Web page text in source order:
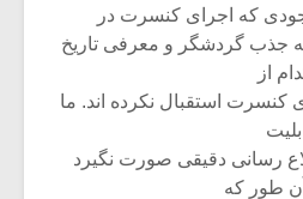
که اجرای کنسرت در
به جذب گردشگر و معرفی تاریخ
از
کنسرت استقبال نکرده اند. ما
رسانی دقیقی صورت نگیرد
طور که